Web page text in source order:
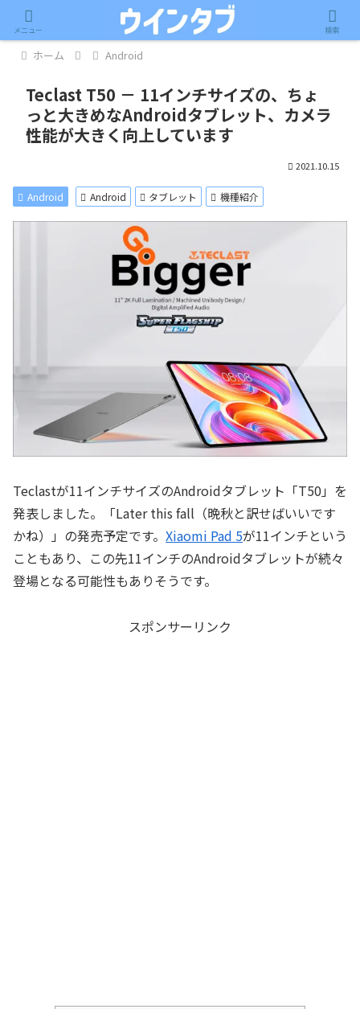
記事内に広告が含まれています。
ホーム Android
Teclast T50 － 11インチサイズの、ちょ
っと大きめなAndroidタブレット、カメラ
性能が大きく向上しています
2021.10.15
Android Android タブレット 機種紹介
Teclastが11インチサイズのAndroidタブレット「T50」を
発表しました。「Later this fall（晩秋と訳せばいいです
かね）」の発売予定です。 Xiaomi Pad 5が11インチという
こともあり、この先11インチのAndroidタブレットが続々
登場となる可能性もありそうです。
スポンサーリンク
メニュー 検索